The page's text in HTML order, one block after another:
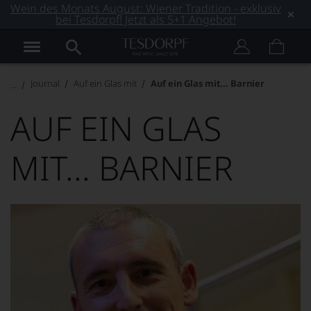
Wein des Monats August: Wiener Tradition - exklusiv
bei Tesdorpf! Jetzt als 5+1 Angebot!
Journal Auf ein Glas mit Auf ein Glas mit... Barnier
AUF EIN GLAS
MIT... BARNIER